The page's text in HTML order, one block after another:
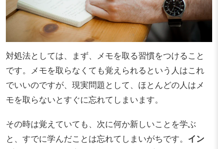
対処法としては、まず、メモを取る習慣をつけること
です。メモを取らなくても覚えられるという人はこれ
でいいのですが、現実問題として、ほとんどの人はメ
モを取らないとすぐに忘れてしまいます。
その時は覚えていても、次に何か新しいことを学ぶ
と、すでに学んだことは忘れてしまいがちです。 イン